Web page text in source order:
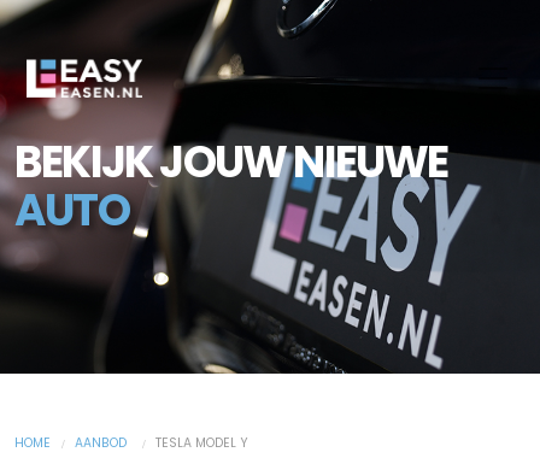
BEKIJK JOUW NIEUWE
AUTO
HOME AANBOD TESLA MODEL Y